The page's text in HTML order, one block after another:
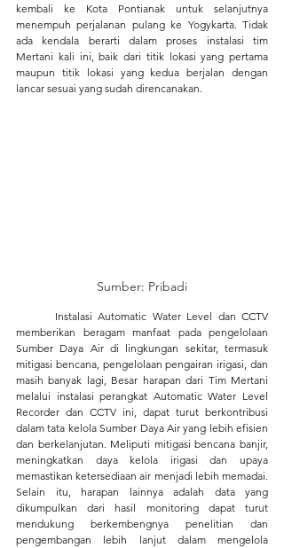
kembali ke Kota Pontianak untuk selanjutnya
menempuh perjalanan pulang ke Yogykarta. Tidak
ada kendala berarti dalam proses instalasi tim
Mertani kali ini, baik dari titik lokasi yang pertama
maupun titik lokasi yang kedua berjalan dengan
lancar sesuai yang sudah direncanakan.
Sumber: Pribadi
memberikan beragam manfaat pada pengelolaan
Sumber Daya Air di lingkungan sekitar, termasuk
mitigasi bencana, pengelolaan pengairan irigasi, dan
masih banyak lagi, Besar harapan dari Tim Mertani
melalui instalasi perangkat Automatic Water Level
Recorder dan CCTV ini, dapat turut berkontribusi
dalam tata kelola Sumber Daya Air yang lebih efisien
dan berkelanjutan. Meliputi mitigasi bencana banjir,
meningkatkan daya kelola irigasi dan upaya
memastikan ketersediaan air menjadi lebih memadai.
Selain itu, harapan lainnya adalah data yang
dikumpulkan dari hasil monitoring dapat turut
mendukung berkembengnya penelitian dan
pengembangan lebih lanjut dalam mengelola